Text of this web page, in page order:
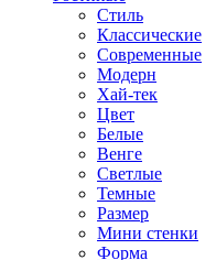
Стиль
Классические
Современные
Модерн
Хай-тек
Цвет
Белые
Венге
Светлые
Темные
Размер
Мини стенки
Форма